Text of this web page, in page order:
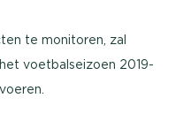
te monitoren, zal
voetbalseizoen 2019-